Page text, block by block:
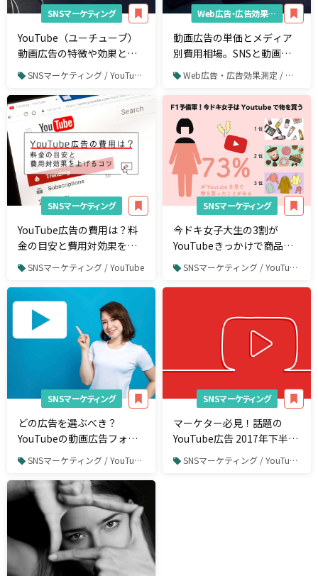
SNSマーケティング
YouTube（ユーチューブ）
動画広告の特徴や効果とは
｜課金方式や広告の出し
方・手順を解説
SNSマーケティング / YouTube / YouTube広告
Web広告・広告効果測定
動画広告の単価とメディア
別費用相場。SNSと動画の
相性や成功に導くポイント
を紹介
Web広告・広告効果測定 / 動画広告
SNSマーケティング
YouTube広告の費用は？料
金の目安と費用対効果を上
げるコツ
SNSマーケティング / YouTube
SNSマーケティング
今ドキ女子大生の3割が
YouTubeきっかけで商品購
入【株式会社KIRINZの調
SNSマーケティング / YouTube / YouTube広告
SNSマーケティング
どの広告を選ぶべき？
YouTubeの動画広告フォー
マットを徹底解説！
SNSマーケティング / YouTube / YouTube広告
SNSマーケティング
マーケター必見！話題の
YouTube広告 2017年下半期
10選【国内編】
SNSマーケティング / YouTube / YouTube広告